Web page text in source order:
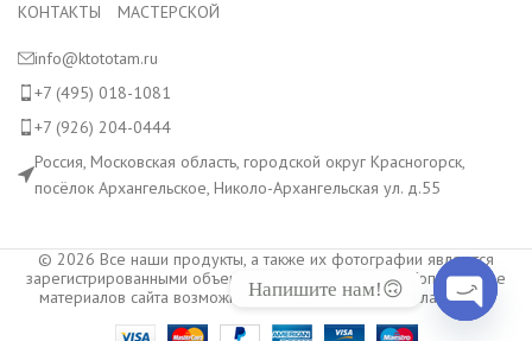
КОНТАКТЫ МАСТЕРСКОЙ
info@ktototam.ru
+7 (495) 018-1081
+7 (926) 204-0444
Россия, Московская область, городской округ Красногорск,
посёлок Архангельское, Николо-Архангельская ул. д.55
© 2026 Все наши продукты, а также их фотографии являются
зарегистрированными объектами авторского права. Копирование
материалов сайта возможно только с разрешения владельца.
Напишите нам!🙃